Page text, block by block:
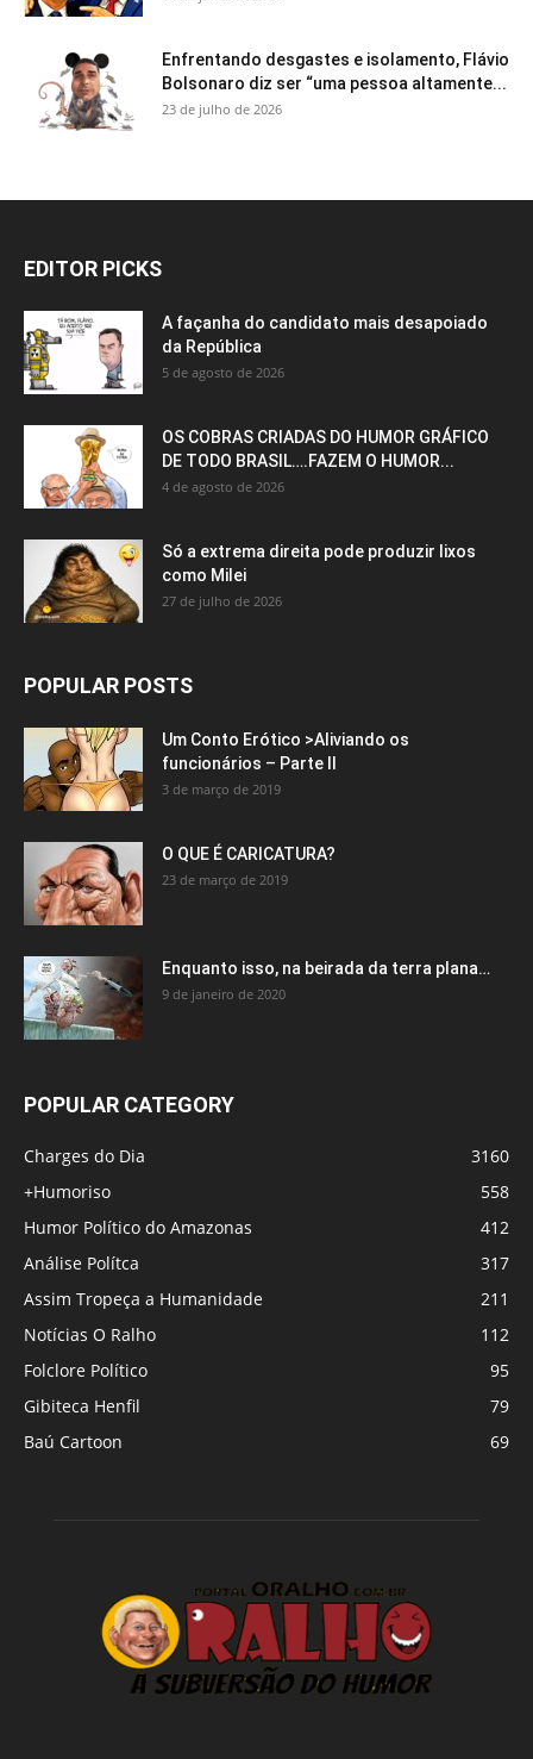
Enfrentando desgastes e isolamento, Flávio
Bolsonaro diz ser “uma pessoa altamente...
23 de julho de 2026
EDITOR PICKS
A façanha do candidato mais desapoiado
da República
5 de agosto de 2026
OS COBRAS CRIADAS DO HUMOR GRÁFICO
DE TODO BRASIL….FAZEM O HUMOR...
4 de agosto de 2026
Só a extrema direita pode produzir lixos
como Milei
27 de julho de 2026
POPULAR POSTS
Um Conto Erótico >Aliviando os
funcionários – Parte II
3 de março de 2019
O QUE É CARICATURA?
23 de março de 2019
Enquanto isso, na beirada da terra plana…
9 de janeiro de 2020
POPULAR CATEGORY
Charges do Dia
3160
+Humoriso
558
Humor Político do Amazonas
412
Análise Polítca
317
Assim Tropeça a Humanidade
211
Notícias O Ralho
112
Folclore Político
95
Gibiteca Henfil
79
Baú Cartoon
69